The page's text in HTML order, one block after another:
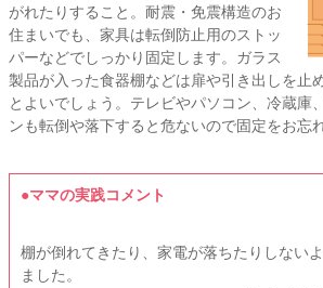
がれたりすること。耐震・免震構造のお
住まいでも、家具は転倒防止用のストッ
パーなどでしっかり固定します。ガラス
製品が入った食器棚などは扉や引き出しを止
とよいでしょう。テレビやパソコン、冷蔵庫
ンも転倒や落下すると危ないので固定をお忘
●ママの実践コメント
棚が倒れてきたり、家電が落ちたりしない
ました。